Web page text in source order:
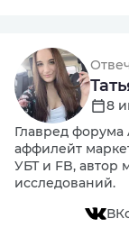
8
Главред
аффилейт
УБТ и FB, автор
исследований.